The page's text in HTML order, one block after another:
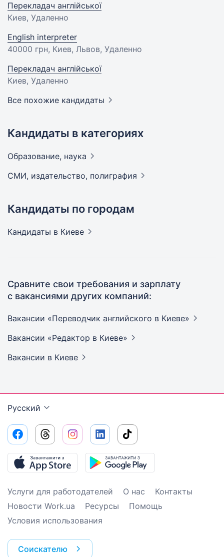
Перекладач англійської
Киев, Удаленно
English interpreter
40000 грн, Киев, Львов, Удаленно
Перекладач англійської
Киев, Удаленно
Все похожие кандидаты
Кандидаты в категориях
Образование, наука
СМИ, издательство, полиграфия
Кандидаты по городам
Кандидаты в Киеве
Сравните свои требования и зарплату
с вакансиями других компаний:
Вакансии «Переводчик английского в Киеве»
Вакансии «Редактор в Киеве»
Вакансии в Киеве
Русский
Услуги для работодателей О нас
Контакты
Новости Work.ua
Ресурсы
Помощь
Условия использования
Соискателю